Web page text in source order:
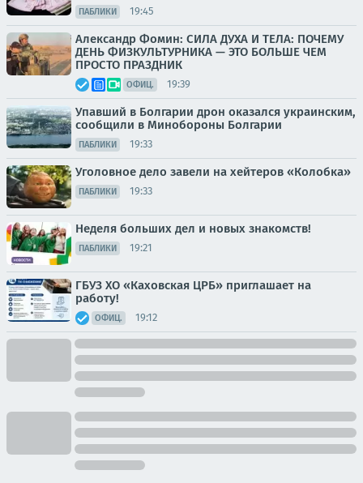
ПАБЛИКИ 19:45
Александр Фомин: СИЛА ДУХА И ТЕЛА: ПОЧЕМУ
ДЕНЬ ФИЗКУЛЬТУРНИКА — ЭТО БОЛЬШЕ ЧЕМ
ПРОСТО ПРАЗДНИК
ОФИЦ. 19:39
Упавший в Болгарии дрон оказался украинским,
сообщили в Минобороны Болгарии
ПАБЛИКИ 19:33
Уголовное дело завели на хейтеров «Колобка»
ПАБЛИКИ 19:33
Неделя больших дел и новых знакомств!
ПАБЛИКИ 19:21
ГБУЗ ХО «Каховская ЦРБ» приглашает на
работу!
ОФИЦ. 19:12